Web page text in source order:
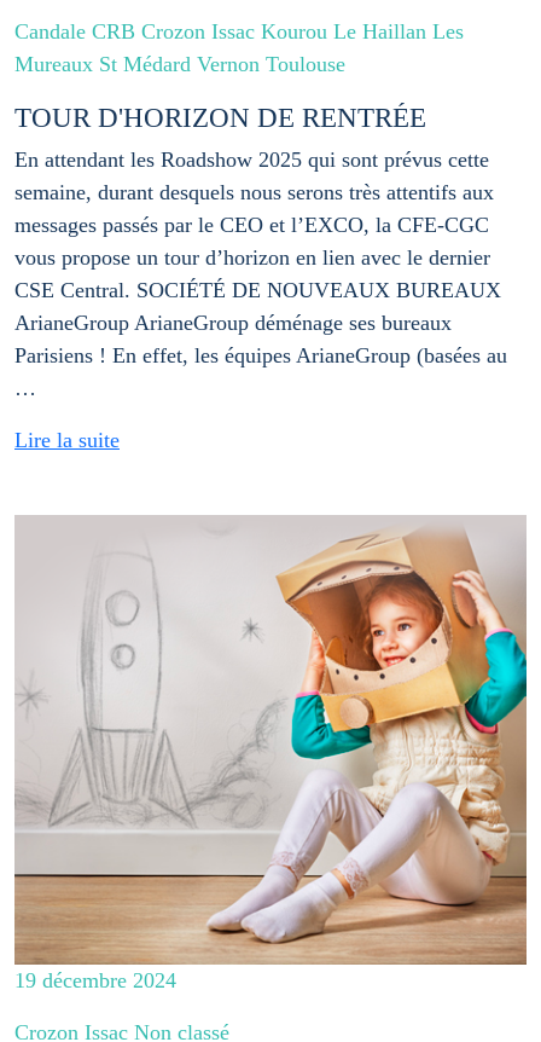
Candale CRB Crozon Issac Kourou Le Haillan Les
Mureaux St Médard Vernon Toulouse
TOUR D'HORIZON DE RENTRÉE
En attendant les Roadshow 2025 qui sont prévus cette
semaine, durant desquels nous serons très attentifs aux
messages passés par le CEO et l’EXCO, la CFE-CGC
vous propose un tour d’horizon en lien avec le dernier
CSE Central. SOCIÉTÉ DE NOUVEAUX BUREAUX
ArianeGroup ArianeGroup déménage ses bureaux
Parisiens ! En effet, les équipes ArianeGroup (basées au
…
Lire la suite
19 décembre 2024
Crozon Issac Non classé